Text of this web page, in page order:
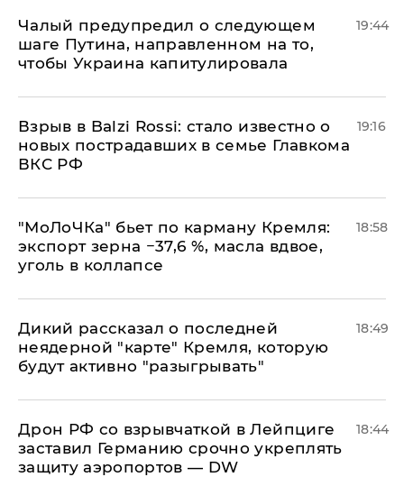
Чалый предупредил о следующем
шаге Путина, направленном на то,
чтобы Украина капитулировала
19:44
Взрыв в Balzi Rossi: стало известно о
новых пострадавших в семье Главкома
ВКС РФ
19:16
​"МоЛоЧКа" бьет по карману Кремля:
экспорт зерна −37,6 %, масла вдвое,
уголь в коллапсе
18:58
Дикий рассказал о последней
неядерной "карте" Кремля, которую
будут активно "разыгрывать"
18:49
​Дрон РФ со взрывчаткой в Лейпциге
заставил Германию срочно укреплять
защиту аэропортов — DW
18:44